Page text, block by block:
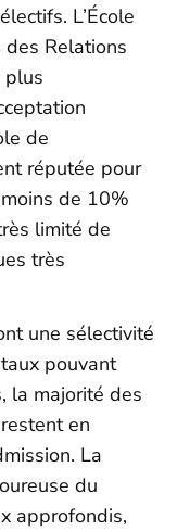
L’École
des Relations
plus
de
réputée pour
de 10%
limité de
très
une sélectivité
pouvant
la majorité des
en
La
du
approfondis,